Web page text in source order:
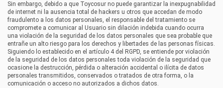
Sin embargo, debido a que Toycosur no puede garantizar la inexpugnabilidad
de internet ni la ausencia total de hackers u otros que accedan de modo
fraudulento a los datos personales, el responsable del tratamiento se
compromete a comunicar al Usuario sin dilación indebida cuando ocurra
una violación de la seguridad de los datos personales que sea probable que
entrañe un alto riesgo para los derechos y libertades de las personas físicas.
Siguiendo lo establecido en el artículo 4 del RGPD, se entiende por violación
de la seguridad de los datos personales toda violación de la seguridad que
ocasione la destrucción, pérdida o alteración accidental o ilícita de datos
personales transmitidos, conservados o tratados de otra forma, o la
comunicación o acceso no autorizados a dichos datos.